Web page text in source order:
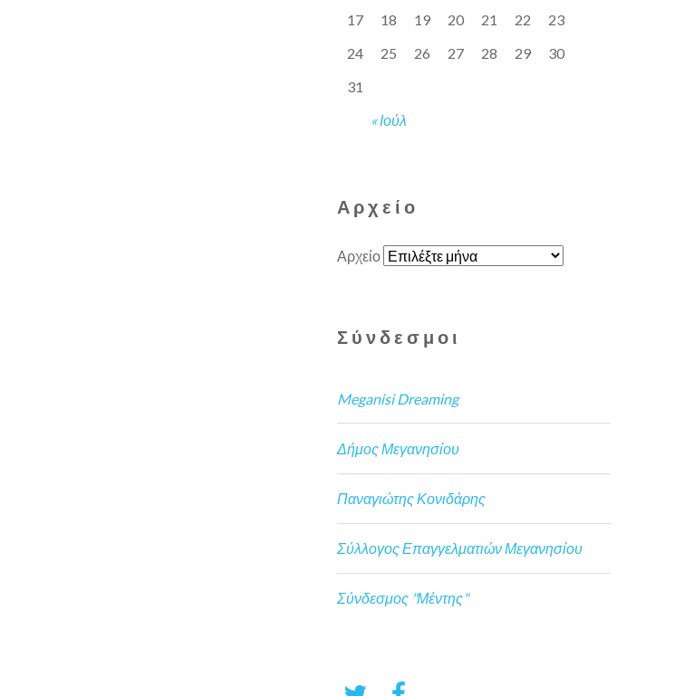
« Ιούλ
17
18 19 20 21 22
23
24
25 26 27 28 29
30
31
Αρχείο
Αρχείο
Σύνδεσμοι
Meganisi Dreaming
Δήμος Μεγανησίου
Παναγιώτης Κονιδάρης
Σύλλογος Επαγγελματιών Μεγανησίου
Σύνδεσμος "Μέντης"